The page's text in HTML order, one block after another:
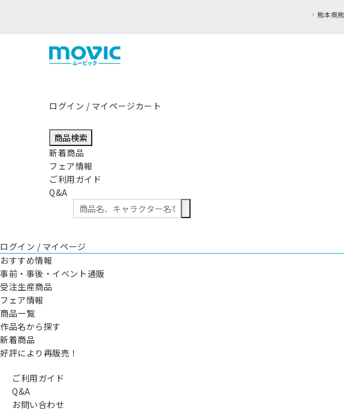
ログイン / マイページカート
商品検索
新着商品
フェア情報
ご利用ガイド
Q&A
ログイン / マイページ
おすすめ情報
事前・事後・イベント通販
受注生産商品
フェア情報
商品一覧
作品名から探す
新着商品
好評により再販売！
ご利用ガイド
Q&A
お問い合わせ